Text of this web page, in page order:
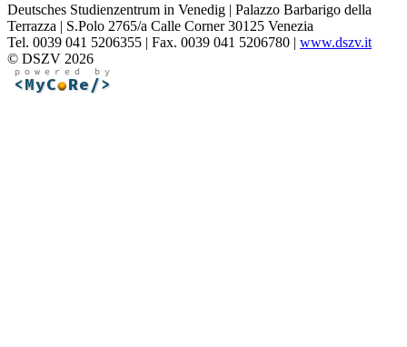
Deutsches Studienzentrum in Venedig | Palazzo Barbarigo della
Terrazza | S.Polo 2765/a Calle Corner 30125 Venezia
Tel. 0039 041 5206355 | Fax. 0039 041 5206780 | www.dszv.it
© DSZV 2026